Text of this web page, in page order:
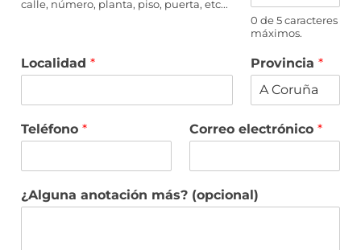
calle, número, planta, piso, puerta, etc...
0 de 5 caracteres
máximos.
Localidad * Provincia*
Teléfono * Correo electrónico *
¿Alguna anotación más? (opcional)